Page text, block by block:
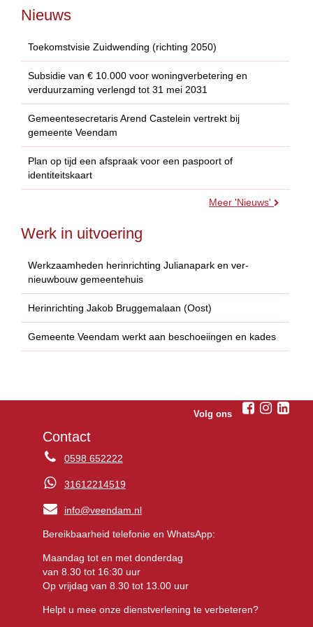
Nieuws
Toekomstvisie Zuidwending (richting 2050)
Subsidie van € 10.000 voor woningverbetering en
verduurzaming verlengd tot 31 mei 2031
Gemeentesecretaris Arend Castelein vertrekt bij
gemeente Veendam
Plan op tijd een afspraak voor een paspoort of
identiteitskaart
Meer 'Nieuws'
Werk in uitvoering
Werkzaamheden herinrichting Julianapark en ver-
nieuwbouw gemeentehuis
Herinrichting Jakob Bruggemalaan (Oost)
Gemeente Veendam werkt aan beschoeiingen en kades
Volg ons
Contact
0598 652222
31612214519
info@veendam.nl
Bereikbaarheid telefonie en WhatsApp:
Maandag tot en met donderdag
van 8.30 tot 16:30 uur
Op vrijdag van 8.30 tot 13.00 uur
Helpt u mee onze dienstverlening te verbeteren?